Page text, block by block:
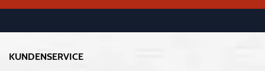
KUNDENSERVICE